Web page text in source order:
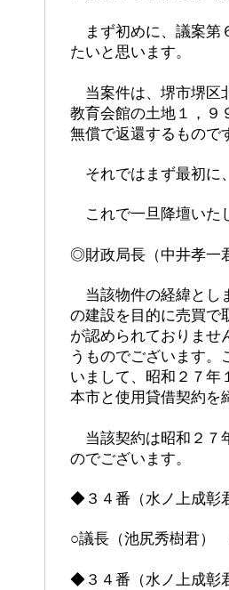
まず初めに、 議案第
たいと思います。
当案件は、堺市堺区
教育会館の土地１，９
無償で返還するもので
それではまず最初に
これで一旦降壇いた
◎財政局長（中井孝一
当該物件の経緯とし
の建設を目的に売買で
が認められておりませ
うものでございます
いまして、昭和２７年
本市と使用貸借契約を
当該契約は昭和２７
のでございます。
◆３４番（水ノ上成彰
○議長（池尻秀樹君）
◆３４番（水ノ上成彰